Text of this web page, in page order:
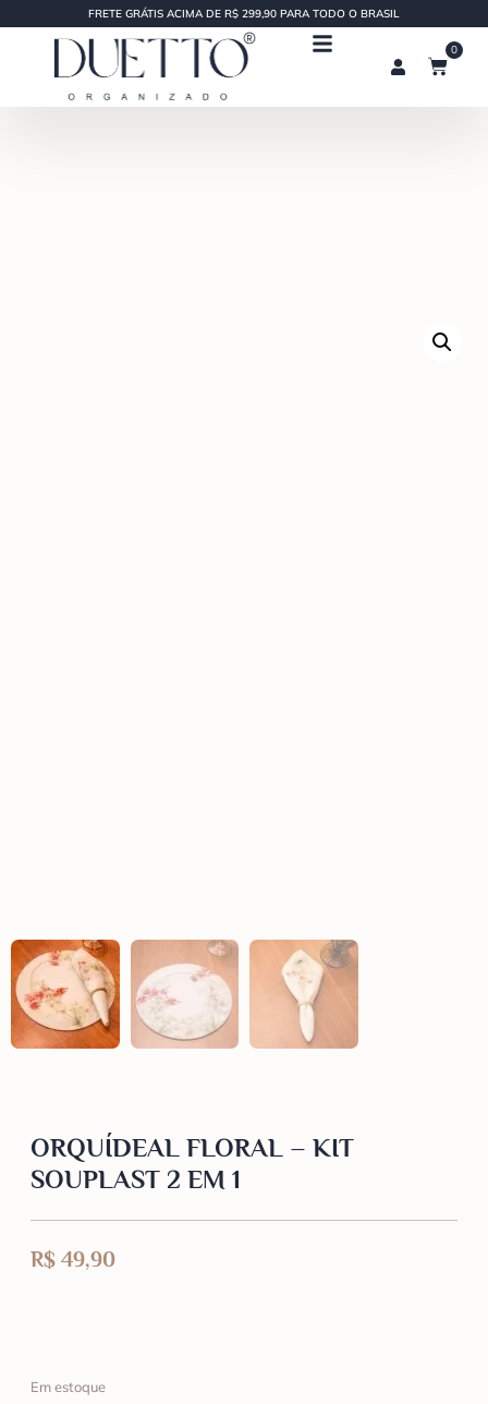
FRETE GRÁTIS ACIMA DE R$ 299,90 PARA TODO O BRASIL
0
ORQUÍDEAL FLORAL – KIT
SOUPLAST 2 EM 1
R$ 49,90
Em estoque